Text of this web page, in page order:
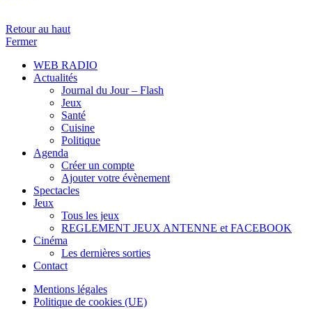
Retour au haut
Fermer
WEB RADIO
Actualités
Journal du Jour – Flash
Jeux
Santé
Cuisine
Politique
Agenda
Créer un compte
Ajouter votre évènement
Spectacles
Jeux
Tous les jeux
REGLEMENT JEUX ANTENNE et FACEBOOK
Cinéma
Les dernières sorties
Contact
Mentions légales
Politique de cookies (UE)